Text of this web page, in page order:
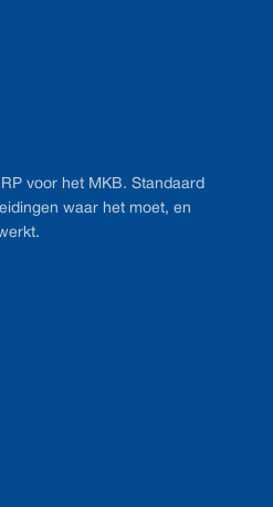
voor het MKB. Standaard
waar het moet, en